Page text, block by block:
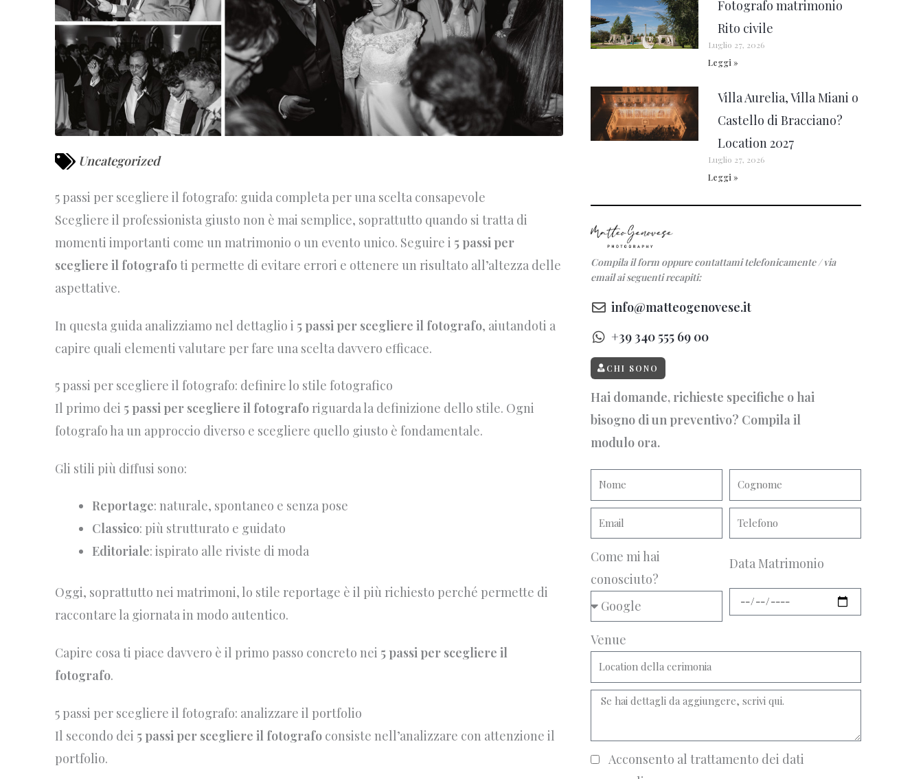
Uncategorized
5 passi per scegliere il fotografo: guida completa per una scelta consapevole
Scegliere il professionista giusto non è mai semplice, soprattutto quando si tratta di
momenti importanti come un matrimonio o un evento unico. Seguire i 5 passi per
scegliere il fotografoti permette di evitare errori e ottenere un risultato all’altezza delle
aspettative.
In questa guida analizziamo nel dettaglio i 5 passi per scegliere il fotografo, aiutandoti a
capire quali elementi valutare per fare una scelta davvero efficace.
5 passi per scegliere il fotografo: definire lo stile fotografico
Il primo dei 5 passi per scegliere il fotografo riguarda la definizione dello stile. Ogni
fotografo ha un approccio diverso e scegliere quello giusto è fondamentale.
Gli stili più diffusi sono:
Reportage: naturale, spontaneo e senza pose
Classico: più strutturato e guidato
Editoriale: ispirato alle riviste di moda
Oggi, soprattutto nei matrimoni, lo stile reportage è il più richiesto perché permette di
raccontare la giornata in modo autentico.
Capire cosa ti piace davvero è il primo passo concreto nei 5 passi per scegliere il
fotografo.
5 passi per scegliere il fotografo: analizzare il portfolio
Il secondo dei 5 passi per scegliere il fotografo consiste nell’analizzare con attenzione il
portfolio.
Fotografo matrimonio
Rito civile
Luglio 27, 2026
Leggi »
Villa Aurelia, Villa Miani o
Castello di Bracciano?
Location 2027
Luglio 27, 2026
Leggi »
Compila il form oppure contattami telefonicamente / via
email ai seguenti recapiti:
info@matteogenovese.it
+39 340 555 69 00
CHI SONO
Hai domande, richieste specifiche o hai
bisogno di un preventivo? Compila il
modulo ora.
Come mi hai
conosciuto?
Data Matrimonio
Venue
Acconsento al trattamento dei dati